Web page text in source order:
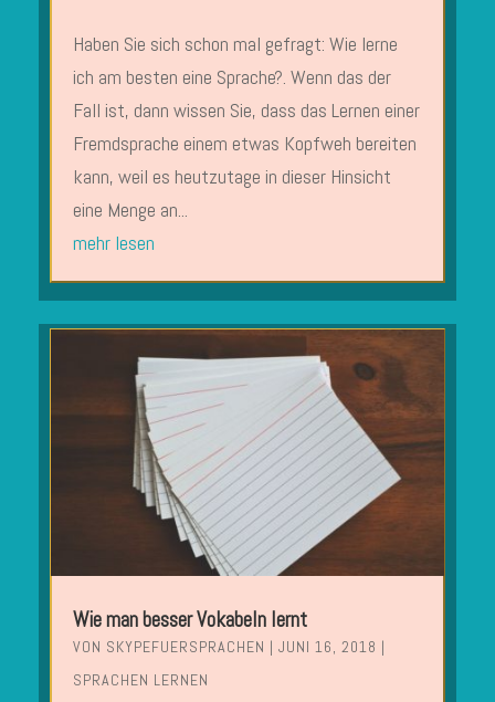
Haben Sie sich schon mal gefragt: Wie lerne
ich am besten eine Sprache?. Wenn das der
Fall ist, dann wissen Sie, dass das Lernen einer
Fremdsprache einem etwas Kopfweh bereiten
kann, weil es heutzutage in dieser Hinsicht
eine Menge an...
mehr lesen
Wie man besser Vokabeln lernt
VON SKYPEFUERSPRACHEN | JUNI 16, 2018 |
SPRACHEN LERNEN